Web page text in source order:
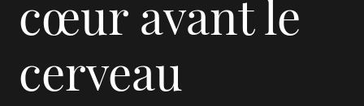
cœur avant le
cerveau